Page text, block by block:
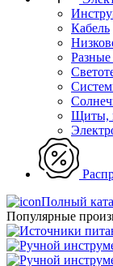
Кабель
Щиты,
Полный
Популярные